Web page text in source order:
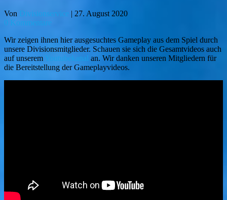
Von Divisionservice | 27. August 2020
0 Kommentare
Wir zeigen ihnen hier ausgesuchtes Gameplay aus dem Spiel durch
unsere Divisionsmitglieder. Schauen sie sich die Gesamtvideos auch
auf unserem Youtubekanal an. Wir danken unseren Mitgliedern für
die Bereitstellung der Gameplayvideos.